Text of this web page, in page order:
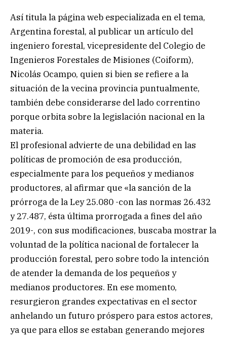
Así titula la página web especializada en el tema,
Argentina forestal, al publicar un artículo del
ingeniero forestal, vicepresidente del Colegio de
Ingenieros Forestales de Misiones (Coiform),
Nicolás Ocampo, quien si bien se refiere a la
situación de la vecina provincia puntualmente,
también debe considerarse del lado correntino
porque orbita sobre la legislación nacional en la
materia.
El profesional advierte de una debilidad en las
políticas de promoción de esa producción,
especialmente para los pequeños y medianos
productores, al afirmar que «la sanción de la
prórroga de la Ley 25.080 -con las normas 26.432
y 27.487, ésta última prorrogada a fines del año
2019-, con sus modificaciones, buscaba mostrar la
voluntad de la política nacional de fortalecer la
producción forestal, pero sobre todo la intención
de atender la demanda de los pequeños y
medianos productores. En ese momento,
resurgieron grandes expectativas en el sector
anhelando un futuro próspero para estos actores,
ya que para ellos se estaban generando mejores